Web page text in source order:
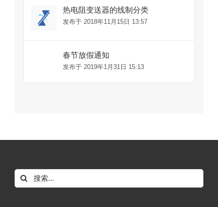
热电阻变送器的线制分类
发布于 2018年11月15日 13:57
春节放假通知
发布于 2019年1月31日 15:13
搜
索：